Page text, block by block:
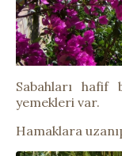
Sabahları hafif
yemekleri var.
Hamaklara